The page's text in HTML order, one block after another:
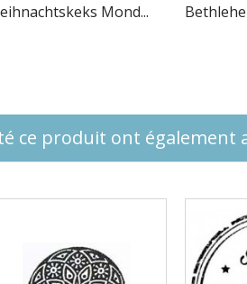
Mond...
ce produit ont également